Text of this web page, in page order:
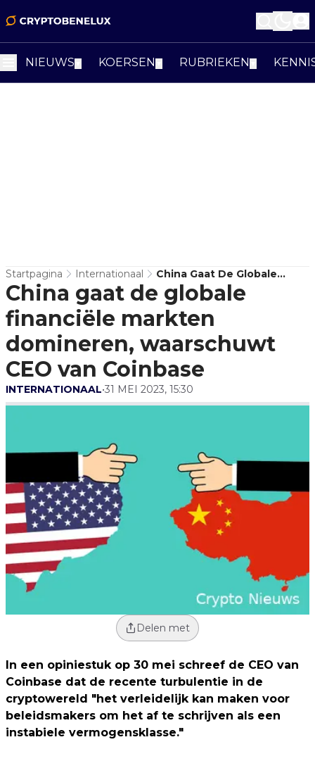
NIEUWS KOERSEN RUBRIEKEN
Startpagina Internationaal
China Gaat De Globale
Financiële Markten
Domineren, Waarschuwt
CEO Van Coinbase
China gaat de globale
financiële markten
domineren, waarschuwt
CEO van Coinbase
INTERNATIONAAL•31 MEI 2023, 15:30
Delen met
In een opiniestuk op 30 mei schreef de CEO van
Coinbase dat de recente turbulentie in de
cryptowereld "het verleidelijk kan maken voor
beleidsmakers om het af te schrijven als een
instabiele vermogensklasse."